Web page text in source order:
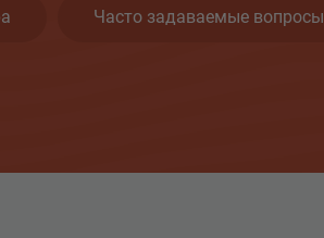
Часто задаваемые вопросы